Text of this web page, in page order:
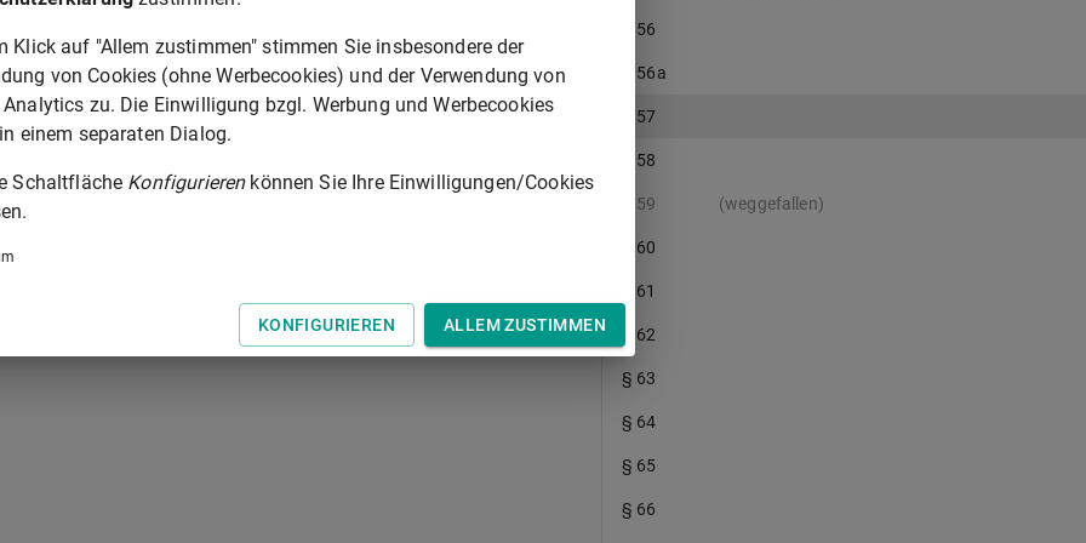
Tastatur zur Navigation zwischen Normen.
§ 56
§ 56a
§ 57
§ 58
§ 59 (weggefallen)
§ 60
§ 61
§ 62
§ 63
§ 64
§ 65
§ 66
Klick auf "Allem zustimmen" stimmen Sie insbesondere der
von Cookies (ohne Werbecookies) und der Verwendung von
Analytics zu. Die Einwilligung bzgl. Werbung und Werbecookies
einem separaten Dialog.
Schaltfläche Konfigurierenkönnen Sie Ihre Einwilligungen/Cookies
KONFIGURIEREN ALLEM ZUSTIMMEN